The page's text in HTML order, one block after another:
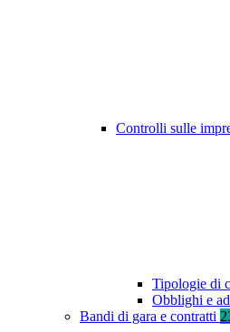
Controlli sulle
Tipologie di
Obblighi e
Bandi di gara e contratti